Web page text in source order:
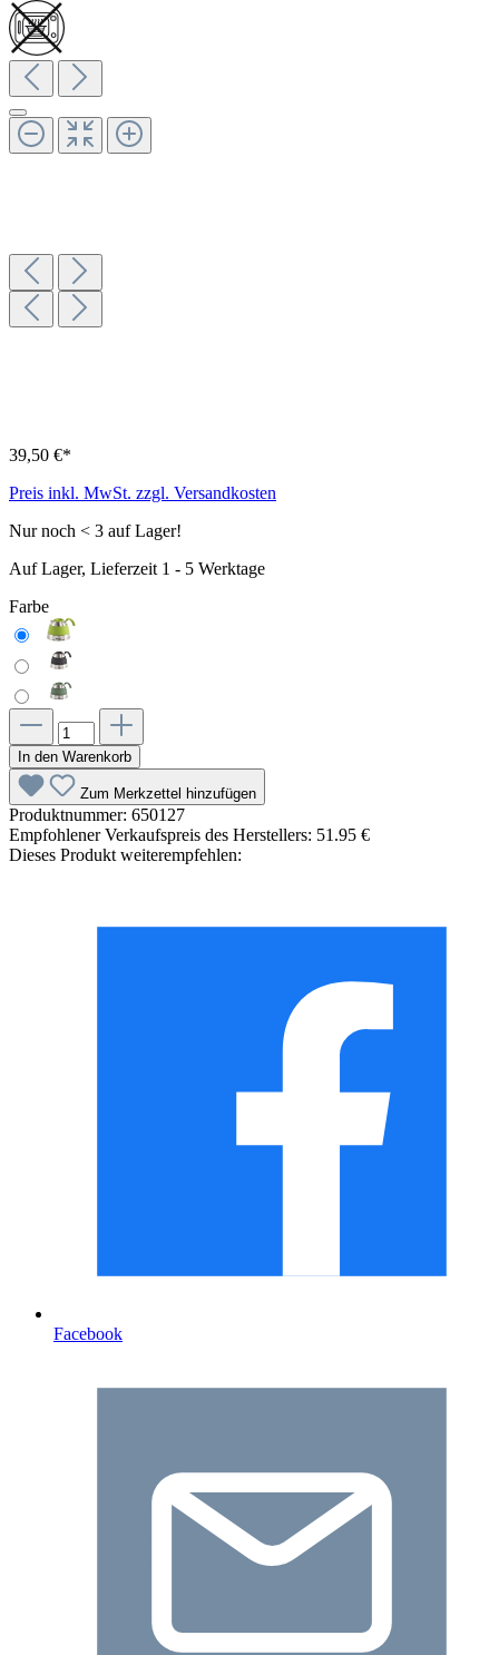
39,50 €*
Preis inkl. MwSt. zzgl. Versandkosten
Nur noch < 3 auf Lager!
Auf Lager, Lieferzeit 1 - 5 Werktage
Farbe
In den Warenkorb
Zum Merkzettel hinzufügen
Produktnummer: 650127
Empfohlener Verkaufspreis des Herstellers: 51.95 €
Dieses Produkt weiterempfehlen:
Facebook